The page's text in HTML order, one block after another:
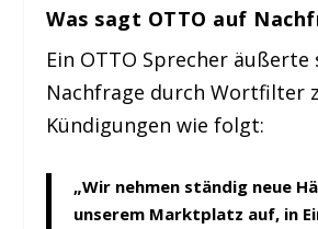
Was sagt OTTO auf
Ein OTTO Sprecher äußerte
Nachfrage durch Wortfilter
Kündigungen wie folgt:
„Wir nehmen ständig neue
unserem Marktplatz auf, in